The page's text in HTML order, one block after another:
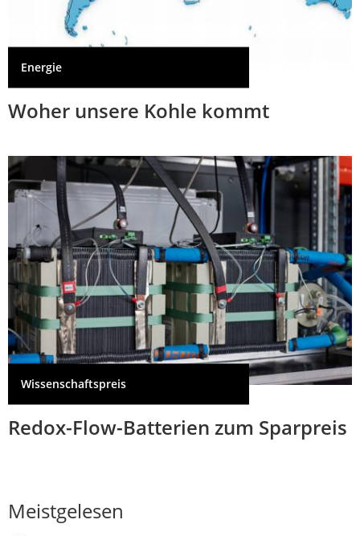
Energie
Woher unsere Kohle kommt
Wissenschaftspreis
Redox-Flow-Batterien zum Sparpreis
Meistgelesen